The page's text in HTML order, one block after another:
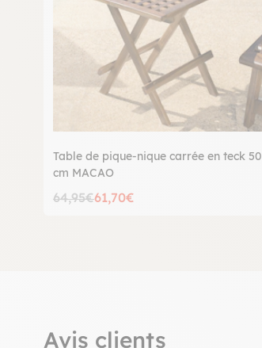
Table de pique-nique carrée en teck 50
cm MACAO
64,95€61,70€
Avis clients